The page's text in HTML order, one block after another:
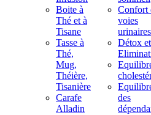
Boite à
Thé et à
Tisane
Tasse à
Thé,
Mug,
Théière,
Tisanière
Carafe
Alladin
Confort
voies
urinaires
Détox et
des